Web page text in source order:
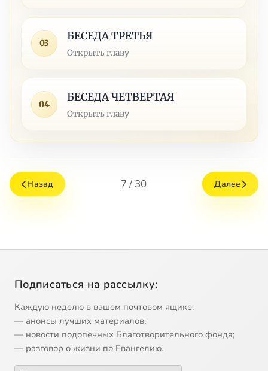
03
БЕСЕДА ТРЕТЬЯ
Открыть главу
04
БЕСЕДА ЧЕТВЕРТАЯ
Открыть главу
Назад 7 / 30 Далее
Подписаться на рассылку:
Каждую неделю в вашем почтовом ящике:
— анонсы лучших материалов;
— новости подопечных Благотворительного фонда;
— разговор о жизни по Евангелию.